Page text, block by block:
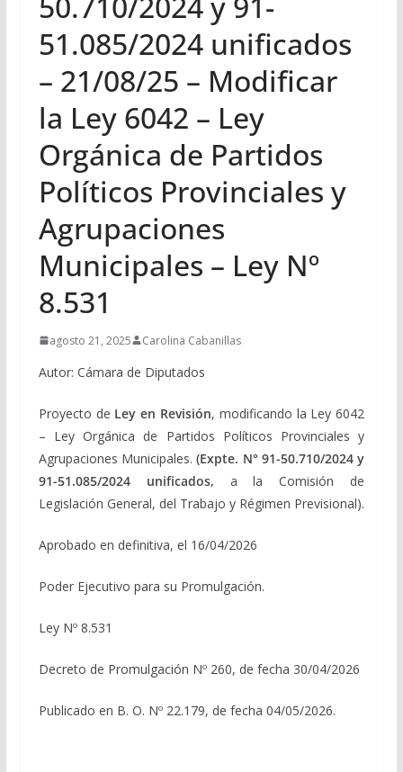
51.085/2024 unificados
– 21/08/25 – Modificar
la Ley 6042 – Ley
Orgánica de Partidos
Políticos Provinciales y
Agrupaciones
Municipales – Ley Nº
8.531
agosto 21, 2025 Carolina Cabanillas
Autor: Cámara de Diputados
Proyecto de Ley en Revisión, modificando la Ley 6042
– Ley Orgánica de Partidos Políticos Provinciales y
Agrupaciones Municipales.(Expte. N° 91-50.710/2024 y
91-51.085/2024 unificados, a la Comisión de
Legislación General, del Trabajo y Régimen Previsional).
Aprobado en definitiva, el 16/04/2026
Poder Ejecutivo para su Promulgación.
Ley Nº 8.531
Decreto de Promulgación Nº 260, de fecha 30/04/2026
Publicado en B. O. Nº 22.179, de fecha 04/05/2026.